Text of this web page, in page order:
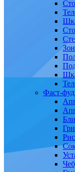
Фаст-